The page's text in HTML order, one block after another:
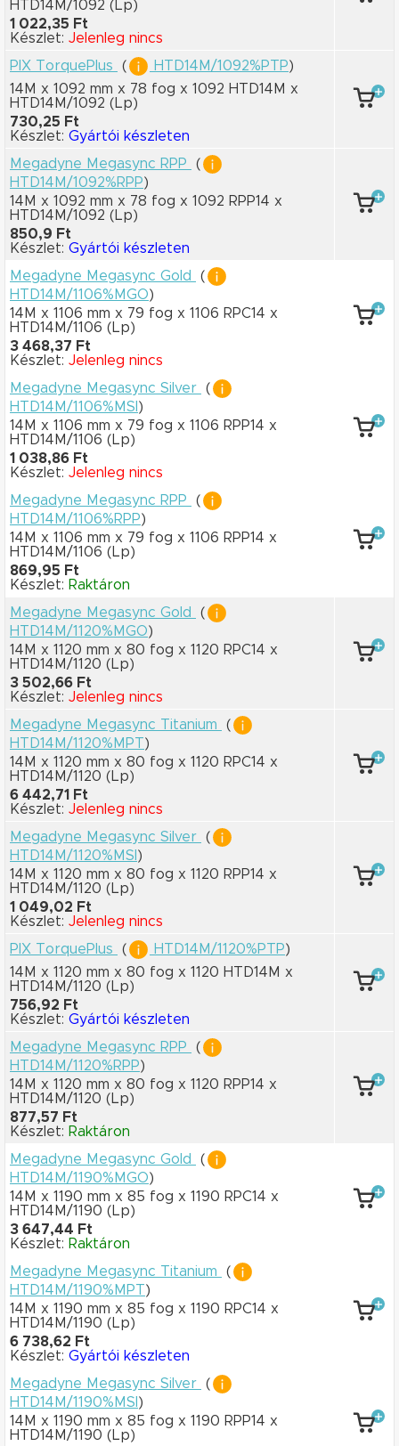
HTD14M/1092 (Lp)
1 022,35 Ft
Készlet: Jelenleg nincs
PIX TorquePlus
( HTD14M/1092%PTP)
14M x 1092 mm x 78 fog x 1092 HTD14M x
HTD14M/1092 (Lp)
730,25 Ft
Készlet: Gyártói készleten
Megadyne Megasync RPP
(
HTD14M/1092%RPP)
14M x 1092 mm x 78 fog x 1092 RPP14 x
HTD14M/1092 (Lp)
850,9 Ft
Készlet: Gyártói készleten
Megadyne Megasync Gold
(
HTD14M/1106%MGO)
14M x 1106 mm x 79 fog x 1106 RPC14 x
HTD14M/1106 (Lp)
3 468,37 Ft
Készlet: Jelenleg nincs
Megadyne Megasync Silver
(
HTD14M/1106%MSI )
14M x 1106 mm x 79 fog x 1106 RPP14 x
HTD14M/1106 (Lp)
1 038,86 Ft
Készlet: Jelenleg nincs
Megadyne Megasync RPP
(
HTD14M/1106%RPP)
14M x 1106 mm x 79 fog x 1106 RPP14 x
HTD14M/1106 (Lp)
869,95 Ft
Készlet: Raktáron
Megadyne Megasync Gold
(
HTD14M/1120%MGO)
14M x 1120 mm x 80 fog x 1120 RPC14 x
HTD14M/1120 (Lp)
3 502,66 Ft
Készlet: Jelenleg nincs
Megadyne Megasync Titanium
(
HTD14M/1120%MPT)
14M x 1120 mm x 80 fog x 1120 RPC14 x
HTD14M/1120 (Lp)
6 442,71 Ft
Készlet: Jelenleg nincs
Megadyne Megasync Silver
(
HTD14M/1120%MSI )
14M x 1120 mm x 80 fog x 1120 RPP14 x
HTD14M/1120 (Lp)
1 049,02 Ft
Készlet: Jelenleg nincs
PIX TorquePlus
( HTD14M/1120%PTP)
14M x 1120 mm x 80 fog x 1120 HTD14M x
HTD14M/1120 (Lp)
756,92 Ft
Készlet: Gyártói készleten
Megadyne Megasync RPP
(
HTD14M/1120%RPP)
14M x 1120 mm x 80 fog x 1120 RPP14 x
HTD14M/1120 (Lp)
877,57 Ft
Készlet: Raktáron
Megadyne Megasync Gold
(
HTD14M/1190%MGO)
14M x 1190 mm x 85 fog x 1190 RPC14 x
HTD14M/1190 (Lp)
3 647,44 Ft
Készlet: Raktáron
Megadyne Megasync Titanium
(
HTD14M/1190%MPT)
14M x 1190 mm x 85 fog x 1190 RPC14 x
HTD14M/1190 (Lp)
6 738,62 Ft
Készlet: Gyártói készleten
Megadyne Megasync Silver
(
HTD14M/1190%MSI )
14M x 1190 mm x 85 fog x 1190 RPP14 x
HTD14M/1190 (Lp)